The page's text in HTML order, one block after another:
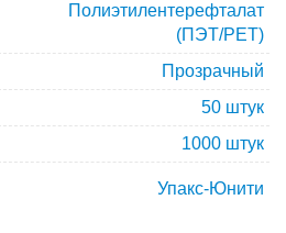
Полиэтилентерефталат
(ПЭТ/PET)
Прозрачный
50 штук
1000 штук
Упакс-Юнити